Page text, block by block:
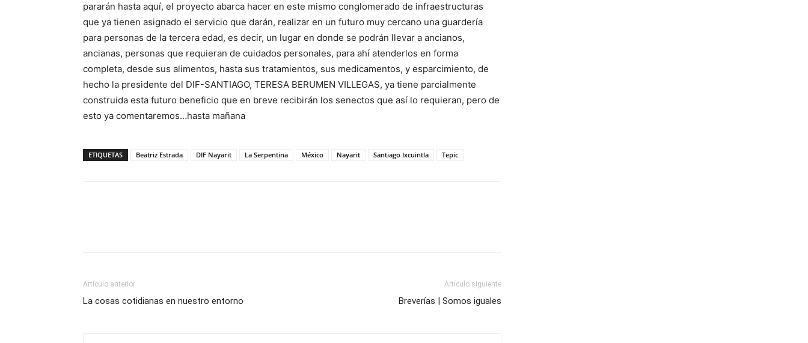
pararán hasta aquí, el proyecto abarca hacer en este mismo conglomerado de infraestructuras
que ya tienen asignado el servicio que darán, realizar en un futuro muy cercano una guardería
para personas de la tercera edad, es decir, un lugar en donde se podrán llevar a ancianos,
ancianas, personas que requieran de cuidados personales, para ahí atenderlos en forma
completa, desde sus alimentos, hasta sus tratamientos, sus medicamentos, y esparcimiento, de
hecho la presidente del DIF-SANTIAGO, TERESA BERUMEN VILLEGAS, ya tiene parcialmente
construida esta futuro beneficio que en breve recibirán los senectos que así lo requieran, pero de
esto ya comentaremos…hasta mañana
ETIQUETAS Beatriz Estrada DIF Nayarit La Serpentina México Nayarit Santiago Ixcuintla Tepic
Artículo anterior
La cosas cotidianas en nuestro entorno
Artículo siguiente
Breverías | Somos iguales